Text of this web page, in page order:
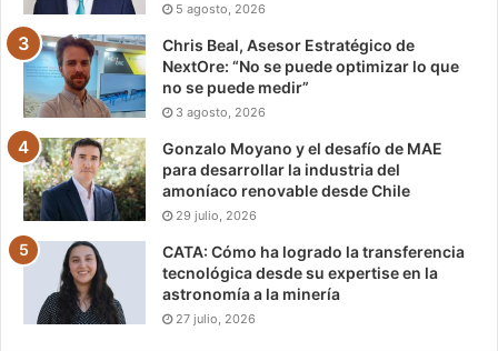
5 agosto, 2026
Chris Beal, Asesor Estratégico de
NextOre: “No se puede optimizar lo que
no se puede medir”
3 agosto, 2026
Gonzalo Moyano y el desafío de MAE
para desarrollar la industria del
amoníaco renovable desde Chile
29 julio, 2026
CATA: Cómo ha logrado la transferencia
tecnológica desde su expertise en la
astronomía a la minería
27 julio, 2026